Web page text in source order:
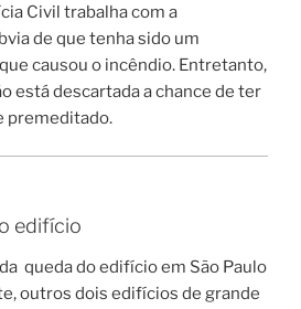
Civil trabalha com a
de que tenha sido um
causou o incêndio. Entretanto,
está descartada a chance de ter
premeditado.
edifício
queda do edifício em São Paulo
outros dois edifícios de grande